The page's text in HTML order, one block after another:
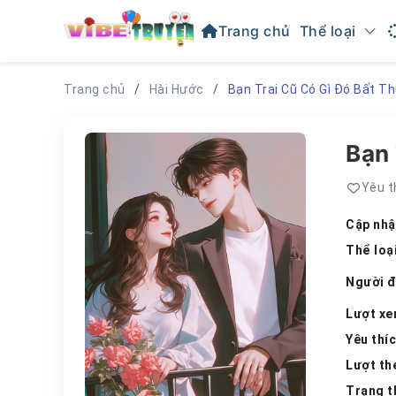
Trang chủ Thể loại
Trang chủ Hài Hước Bạn Trai Cũ Có Gì Đó Bất
Yêu
Cập
Thể
Người
Lượt
Yêu
Lượt
Trạng